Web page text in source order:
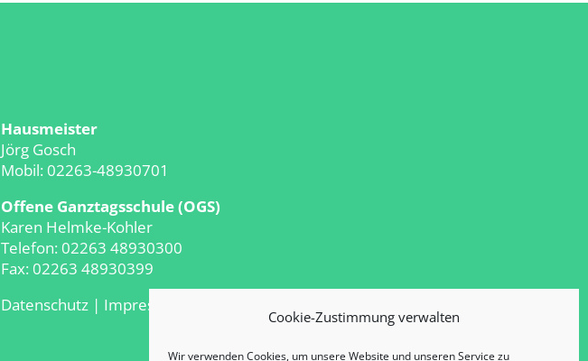
Cookie-Zustimmung verwalten
Wir verwenden Cookies, um unsere Website und unseren Service zu
Hausmeister
Jörg Gosch
Mobil: 02263-48930701
Offene Ganztagsschule (OGS)
Karen Helmke-Kohler
Telefon: 02263 48930300
Fax: 02263 48930399
Datenschutz | Impressum